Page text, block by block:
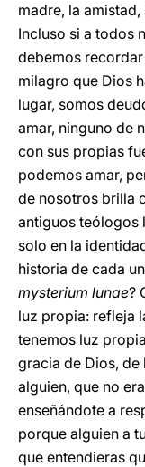
madre, la
Incluso si a todos
debemos
milagro que Dios
lugar, somos
amar, ninguno de
con sus propias
podemos amar,
de nosotros brilla
antiguos teólogos
solo en la
historia de cada
mysterium lunae?
luz propia: refleja
tenemos luz
gracia de Dios, de
alguien, que no
enseñándote a
porque alguien a
que entendieras